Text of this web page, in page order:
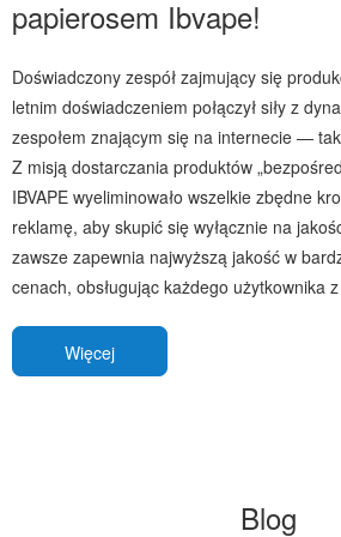
papierosem Ibvape!
Doświadczony zespół zajmujący się
letnim doświadczeniem połączył siły z
zespołem znającym się na internecie — tak
Z misją dostarczania produktów
IBVAPE wyeliminowało wszelkie zbędne
reklamę, aby skupić się wyłącznie na
zawsze zapewnia najwyższą jakość w
cenach, obsługując każdego użytkownika
Więcej
Blog